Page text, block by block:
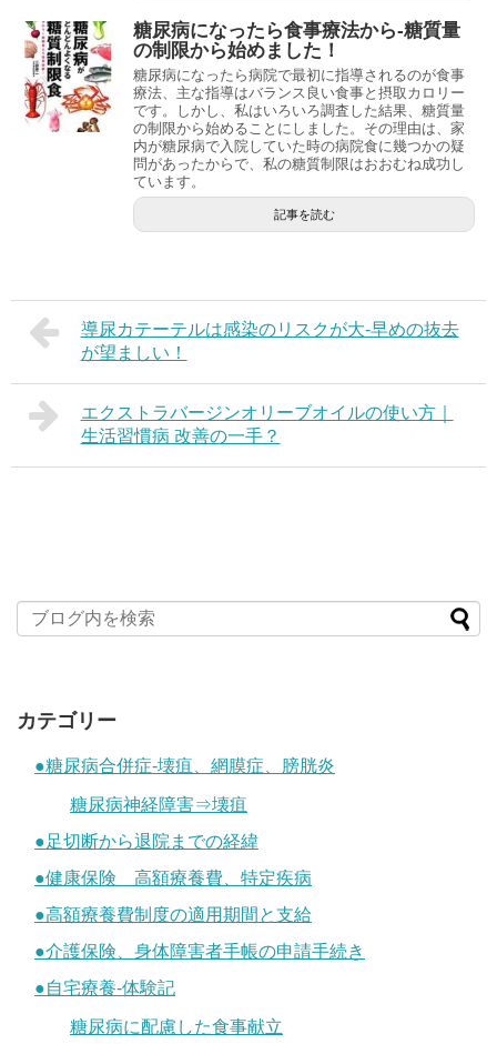
糖尿病になったら食事療法から-糖質量
の制限から始めました！
糖尿病になったら病院で最初に指導されるのが食事
療法、主な指導はバランス良い食事と摂取カロリー
です。しかし、私はいろいろ調査した結果、糖質量
の制限から始めることにしました。その理由は、家
内が糖尿病で入院していた時の病院食に幾つかの疑
問があったからで、私の糖質制限はおおむね成功し
ています。
記事を読む
導尿カテーテルは感染のリスクが大-早めの抜去
が望ましい！
エクストラバージンオリーブオイルの使い方｜
生活習慣病 改善の一手？
カテゴリー
●糖尿病合併症-壊疽、網膜症、膀胱炎
糖尿病神経障害⇒壊疽
●足切断から退院までの経緯
●健康保険 高額療養費、特定疾病
●高額療養費制度の適用期間と支給
●介護保険、身体障害者手帳の申請手続き
●自宅療養-体験記
糖尿病に配慮した食事献立